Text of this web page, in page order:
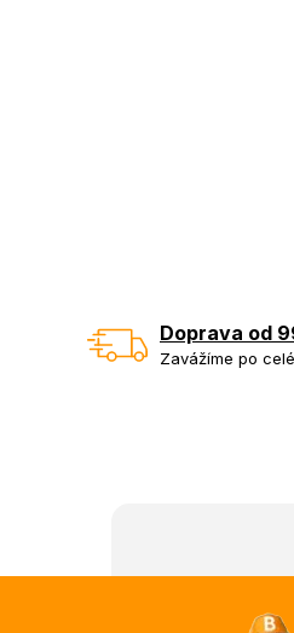
Doprava od
Zavážíme po